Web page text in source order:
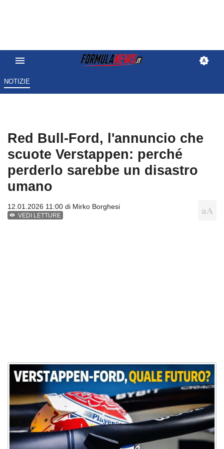
NOTIZIE
Red Bull-Ford, l'annuncio che
scuote Verstappen: perché
perderlo sarebbe un disastro
umano
12.01.2026 11:00 di Mirko Borghesi
VEDI LETTURE